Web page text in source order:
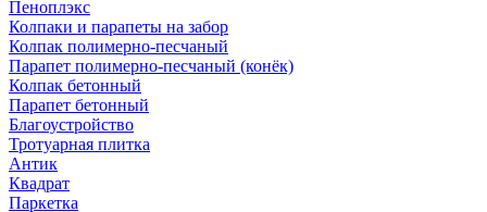
Пеноплэкс
Колпаки и парапеты на забор
Колпак полимерно-песчаный
Парапет полимерно-песчаный (конёк)
Колпак бетонный
Парапет бетонный
Благоустройство
Тротуарная плитка
Антик
Квадрат
Паркетка